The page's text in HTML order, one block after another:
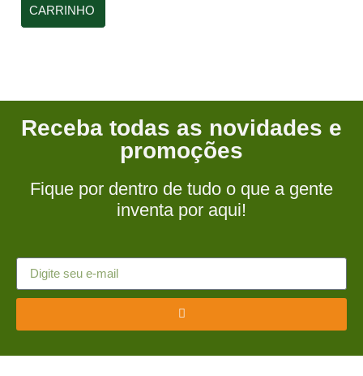
CARRINHO
Receba todas as novidades e
promoções
Fique por dentro de tudo o que a gente
inventa por aqui!